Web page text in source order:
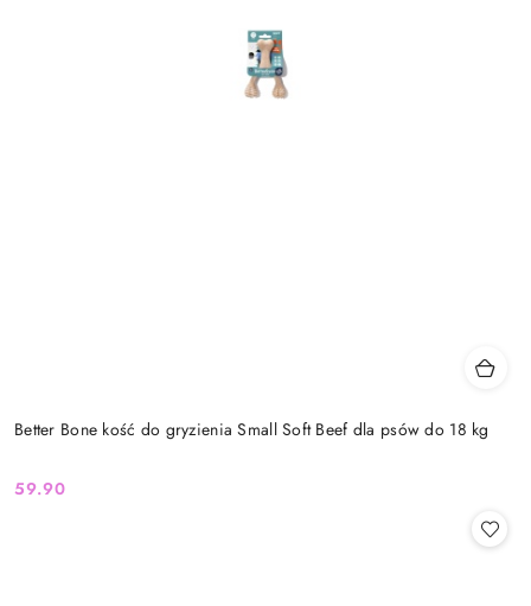
Better Bone kość do gryzienia Small Soft Beef dla psów do 18 kg
Cena:
59.90